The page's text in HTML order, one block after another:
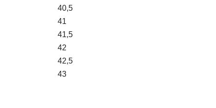
40,5
41
41,5
42
42,5
43